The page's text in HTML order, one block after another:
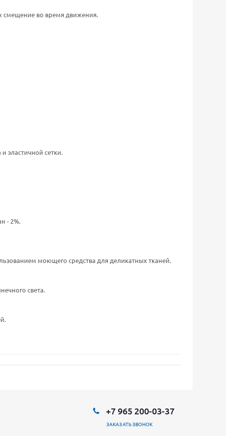
смещение во время движения.
эластичной сетки.
- 2%.
моющего средства для деликатных тканей.
света.
+7 965 200-03-37
ЗАКАЗАТЬ ЗВОНОК